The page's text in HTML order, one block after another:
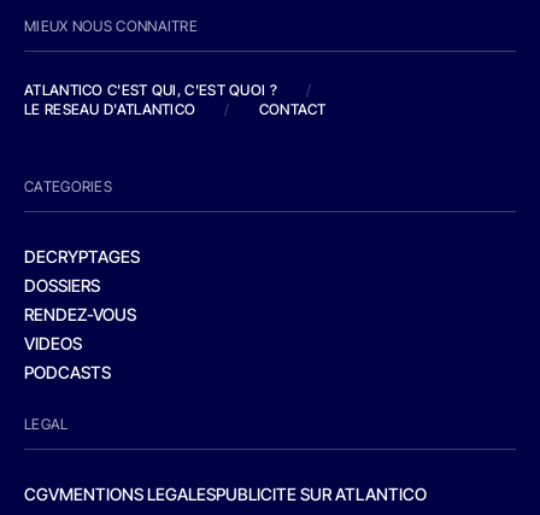
MIEUX NOUS CONNAITRE
ATLANTICO C'EST QUI, C'EST QUOI ?
/
LE RESEAU D'ATLANTICO
/ CONTACT
CATEGORIES
DECRYPTAGES
DOSSIERS
RENDEZ-VOUS
VIDEOS
PODCASTS
LEGAL
CGVMENTIONS LEGALESPUBLICITE SUR ATLANTICO